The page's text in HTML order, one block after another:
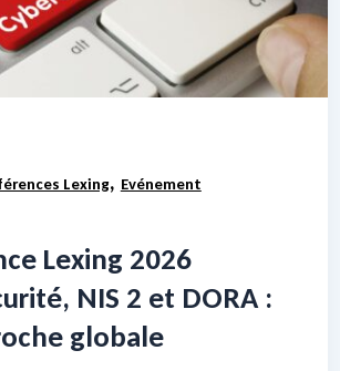
Lexing, Evénement
Lexing 2026
NIS 2 et DORA :
globale